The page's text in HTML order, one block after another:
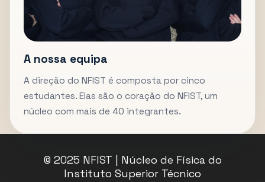
A nossa equipa
A direção do NFIST é composta por cinco
estudantes. Elas são o coração do NFIST, um
núcleo com mais de 40 integrantes.
© 2025 NFIST | Núcleo de Física do
Instituto Superior Técnico